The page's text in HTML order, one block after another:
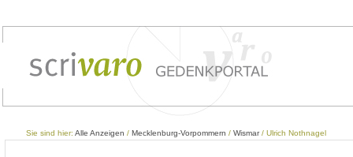
Sie sind hier: Alle Anzeigen / Mecklenburg-Vorpommern / Wismar/ Ulrich Nothnagel